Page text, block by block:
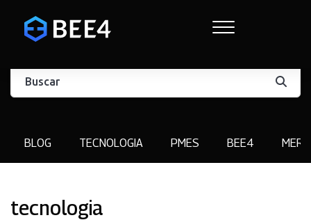
BLOG TECNOLOGIA PMES BEE4
tecnologia